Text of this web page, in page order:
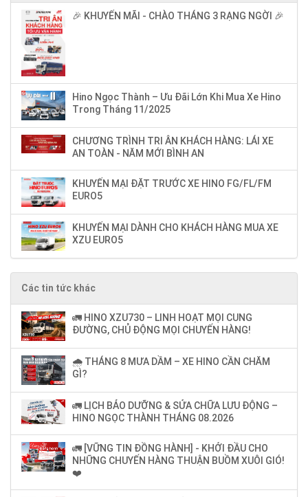
🎉 KHUYẾN MÃI - CHÀO THÁNG 3 RẠNG NGỜI 🎉
Hino Ngọc Thành – Ưu Đãi Lớn Khi Mua Xe Hino
Trong Tháng 11/2025
CHƯƠNG TRÌNH TRI ÂN KHÁCH HÀNG: LÁI XE
AN TOÀN - NĂM MỚI BÌNH AN
KHUYẾN MẠI ĐẶT TRƯỚC XE HINO FG/FL/FM
EURO5
KHUYẾN MẠI DÀNH CHO KHÁCH HÀNG MUA XE
XZU EURO5
Các tin tức khác
🚛 HINO XZU730 – LINH HOẠT MỌI CUNG
ĐƯỜNG, CHỦ ĐỘNG MỌI CHUYẾN HÀNG!
🌧️ THÁNG 8 MƯA DẦM – XE HINO CẦN CHĂM
GÌ?
🚛 LỊCH BẢO DƯỠNG & SỬA CHỮA LƯU ĐỘNG –
HINO NGỌC THÀNH THÁNG 08.2026
🚛 [VỮNG TIN ĐỒNG HÀNH] - KHỞI ĐẦU CHO
NHỮNG CHUYẾN HÀNG THUẬN BUỒM XUÔI GIÓ!
❤️